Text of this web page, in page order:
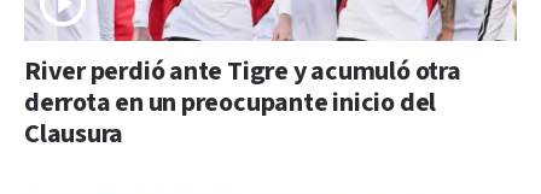
River perdió ante Tigre y acumuló otra
derrota en un preocupante inicio del
Clausura